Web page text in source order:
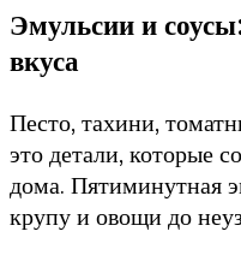
Эмульсии и
вкуса
Песто, тахини,
это детали, которые
дома. Пятиминутная
крупу и овощи до